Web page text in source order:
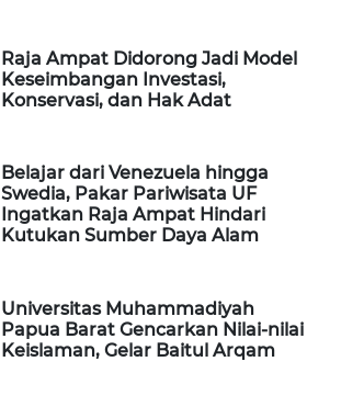
Raja Ampat Didorong Jadi Model
Keseimbangan Investasi,
Konservasi, dan Hak Adat
Belajar dari Venezuela hingga
Swedia, Pakar Pariwisata UF
Ingatkan Raja Ampat Hindari
Kutukan Sumber Daya Alam
Universitas Muhammadiyah
Papua Barat Gencarkan Nilai-nilai
Keislaman, Gelar Baitul Arqam